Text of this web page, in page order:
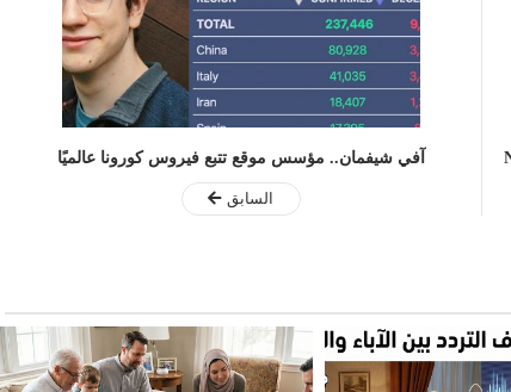
آفي شيفمان.. مؤسس موقع تتبع فيروس كورونا عالميًا
السابق